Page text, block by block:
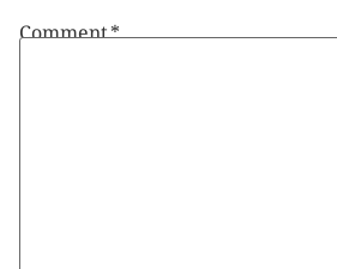
Comment*